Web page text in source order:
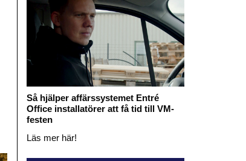
Så hjälper affärssystemet Entré
Office installatörer att få tid till VM-
festen
Läs mer här!